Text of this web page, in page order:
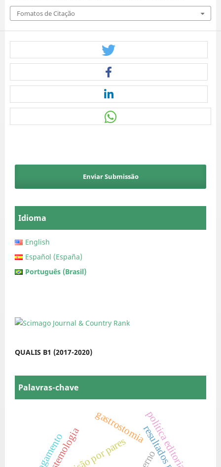
Fomatos de Citação
Enviar Submissão
Idioma
English
Español (España)
Português (Brasil)
QUALIS B1 (2017-2020)
Palavras-chave
epistemologia
revisão por pares política editorial
gastrostomia
afogamento